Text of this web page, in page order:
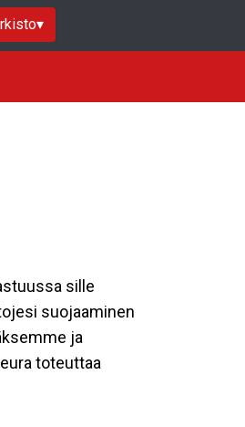
▾
sille
suojaaminen
ja
toteuttaa